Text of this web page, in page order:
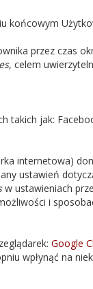
końcowym
przez czas
, celem
takich jak:
internetowa)
ustawień
w ustawieniach
i
Google
wpłynąć na